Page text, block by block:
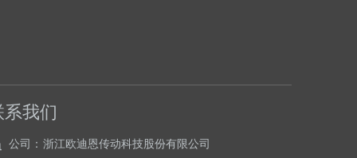
系我们
公司： 浙江欧迪恩传动科技股份有限公司